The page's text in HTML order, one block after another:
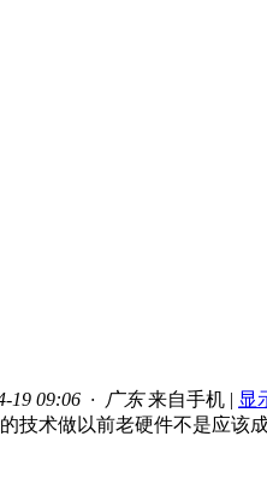
19 09:06 · 广东 来自手机 | 显
技术做以前老硬件不是应该